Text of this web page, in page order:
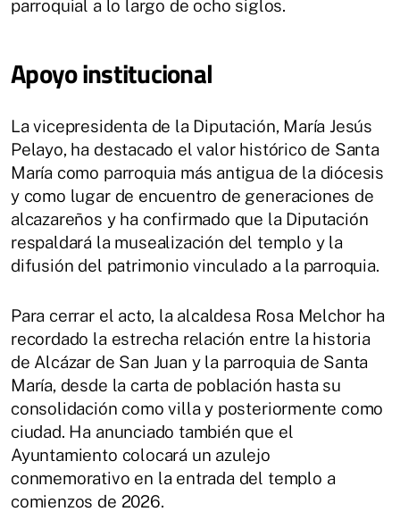
parroquial a lo largo de ocho siglos.
Apoyo institucional
La vicepresidenta de la Diputación, María Jesús
Pelayo, ha destacado el valor histórico de Santa
María como parroquia más antigua de la diócesis
y como lugar de encuentro de generaciones de
alcazareños y ha confirmado que la Diputación
respaldará la musealización del templo y la
difusión del patrimonio vinculado a la parroquia.
Para cerrar el acto, la alcaldesa Rosa Melchor ha
recordado la estrecha relación entre la historia
de Alcázar de San Juan y la parroquia de Santa
María, desde la carta de población hasta su
consolidación como villa y posteriormente como
ciudad. Ha anunciado también que el
Ayuntamiento colocará un azulejo
conmemorativo en la entrada del templo a
comienzos de 2026.